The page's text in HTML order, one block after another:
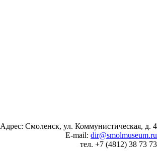
Адрес: Смоленск, ул. Коммунистическая, д. 4
E-mail: dir@smolmuseum.ru
тел. +7 (4812) 38 73 73